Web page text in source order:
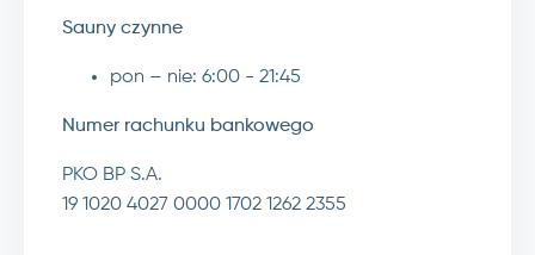
Sauny czynne
pon – nie: 6:00 - 21:45
Numer rachunku bankowego
PKO BP S.A.
19 1020 4027 0000 1702 1262 2355